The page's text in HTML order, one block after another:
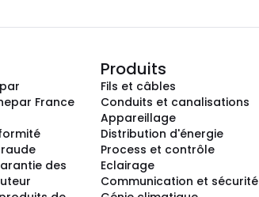
France
des
Produits
Fils et câbles
Conduits et canalisations
Appareillage
Distribution d'énergie
Process et contrôle
Eclairage
Communication et sécurité